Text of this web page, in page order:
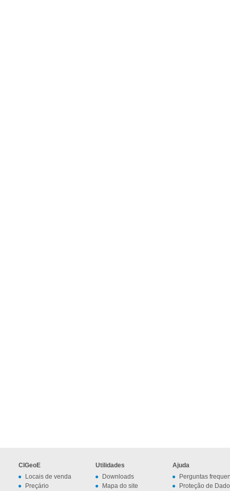
CIGeoE
Locais de venda
Preçário
Utilidades
Downloads
Mapa do site
Ajuda
Perguntas
Proteção de